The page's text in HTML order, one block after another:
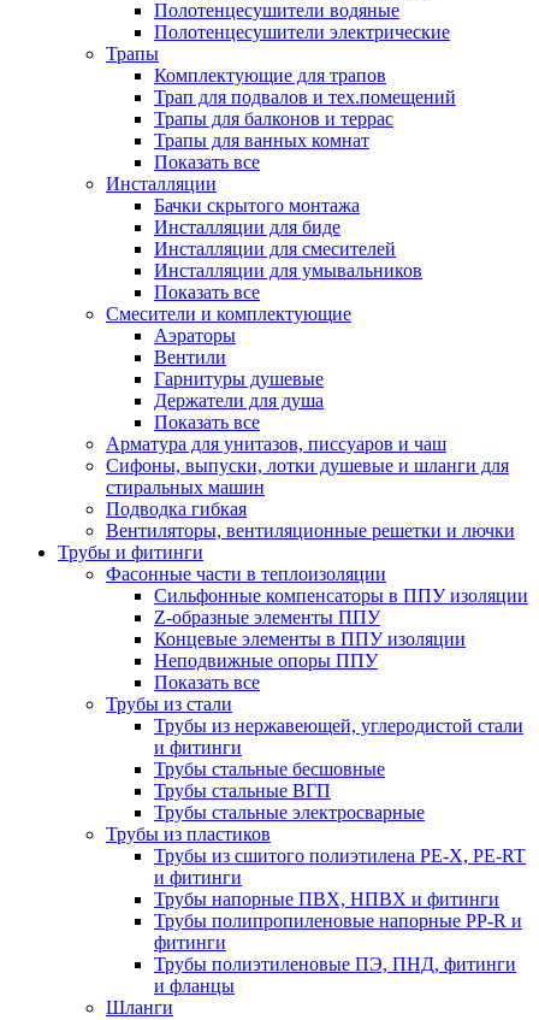
Полотенцесушители водяные
Полотенцесушители электрические
Трапы
Комплектующие для трапов
Трап для подвалов и тех.помещений
Трапы для балконов и террас
Трапы для ванных комнат
Показать все
Инсталляции
Бачки скрытого монтажа
Инсталляции для биде
Инсталляции для смесителей
Инсталляции для умывальников
Показать все
Смесители и комплектующие
Аэраторы
Вентили
Гарнитуры душевые
Держатели для душа
Показать все
Арматура для унитазов, писсуаров и чаш
Сифоны, выпуски, лотки душевые и шланги для
стиральных машин
Подводка гибкая
Вентиляторы, вентиляционные решетки и лючки
Трубы и фитинги
Фасонные части в теплоизоляции
Cильфонные компенсаторы в ППУ изоляции
Z-образные элементы ППУ
Концевые элементы в ППУ изоляции
Неподвижные опоры ППУ
Показать все
Трубы из стали
Трубы из нержавеющей, углеродистой стали
и фитинги
Трубы стальные бесшовные
Трубы стальные ВГП
Трубы стальные электросварные
Трубы из пластиков
Трубы из сшитого полиэтилена PE-X, PE-RT
и фитинги
Трубы напорные ПВХ, НПВХ и фитинги
Трубы полипропиленовые напорные PP-R и
фитинги
Трубы полиэтиленовые ПЭ, ПНД, фитинги
и фланцы
Шланги